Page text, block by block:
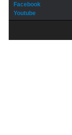
Facebook
Youtube